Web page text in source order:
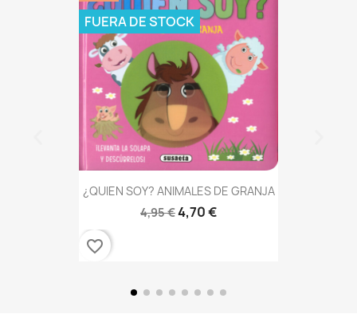
¿QUIEN SOY? ANIMALES DE GRANJA
4,95 €4,70 €
FUERA DE STOCK
favorite_border